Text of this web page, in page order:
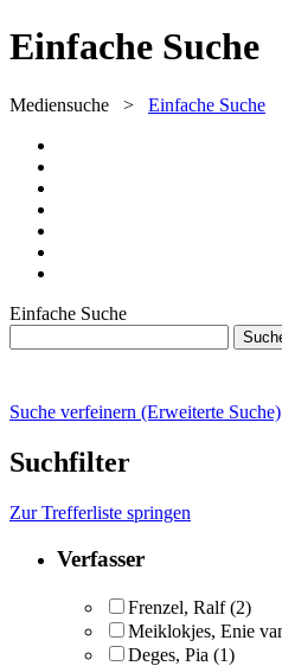
Einfache Suche
Mediensuche > Einfache Suche
Einfache Suche
Suche verfeinern (Erweiterte Suche)
Suchfilter
Zur Trefferliste springen
Verfasser
Frenzel, Ralf (2)
Meiklokjes, Enie
Deges, Pia (1)